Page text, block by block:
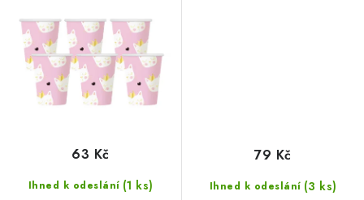
Ihned k odeslání (1 ks)
63 Kč
Ihned k odeslání (3 ks)
79 Kč